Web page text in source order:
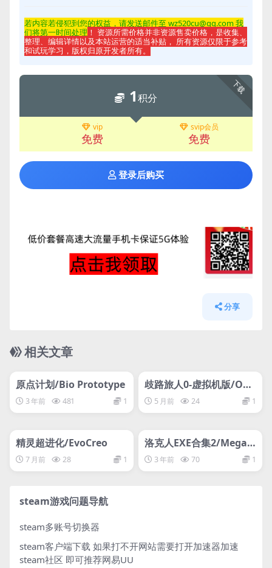
若内容若侵犯到您的权益，请发送邮件至 wz520cu@qq.com 我
们将第一时间处理 ！ 资源所需价格并非资源售卖价格，是收集、
整理、编辑详情以及本站运营的适当补贴， 所有资源仅限于参考
和试玩学习，版权归原开发者所有。
下载
1积分
vip
免费
svip会员
免费
登录后购买
分享
相关文章
原点计划/Bio Prototype
3 年前 481 1
网盘下载游戏
歧路旅人0-虚拟机版/OCT
OPATH TRAVELER 0 HYP
ERVISOR
5 月前 24 1
网盘下载游戏
精灵超进化/EvoCreo
7 月前 28 1
网盘下载游戏
洛克人EXE合集2/Mega
Man Battle Network L
egacy Collection Vol 2
3 年前 70 1
steam游戏问题导航
steam多账号切换器
steam客户端下载 如果打不开网站需要打开加速器加速
steam社区 即可推荐网易UU